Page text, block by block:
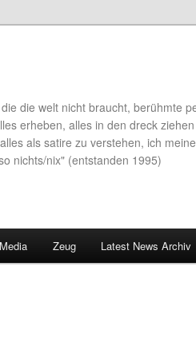
die welt nicht braucht, berühmte
erheben, alles in den dreck
als satire zu verstehen, ich
nichts/nix" (entstanden 1995)
Zeug Latest News Archiv